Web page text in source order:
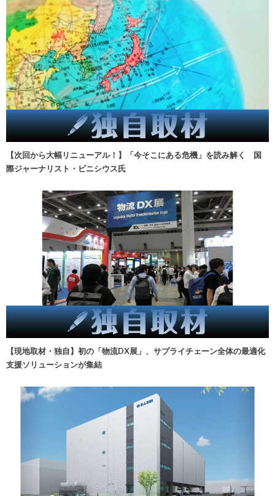
【次回から大幅リニューアル！】「今そこにある危機」を読み解く 国
際ジャーナリスト・ビニシウス氏
【現地取材・独自】初の「物流DX展」、サプライチェーン全体の最適化
支援ソリューションが集結